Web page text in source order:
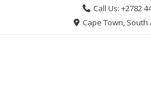
Call Us: +2782
Cape Town, South